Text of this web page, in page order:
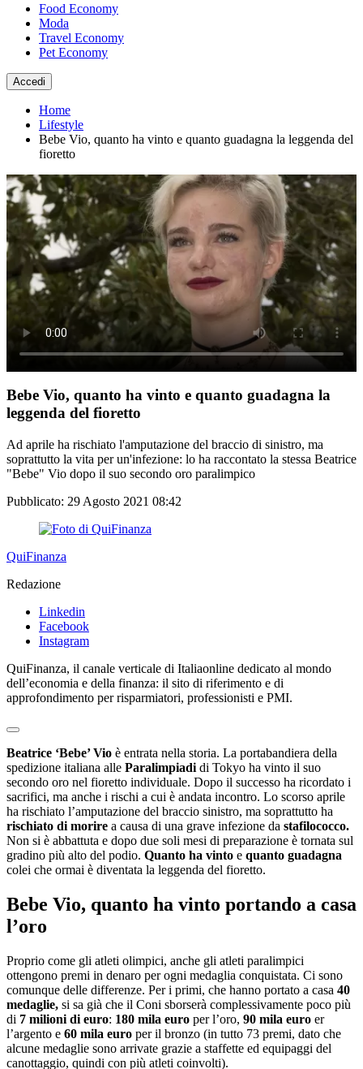
Food Economy
Moda
Travel Economy
Pet Economy
Accedi
Home
Lifestyle
Bebe Vio, quanto ha vinto e quanto guadagna la leggenda del
fioretto
Bebe Vio, quanto ha vinto e quanto guadagna la
leggenda del fioretto
Ad aprile ha rischiato l'amputazione del braccio di sinistro, ma
soprattutto la vita per un'infezione: lo ha raccontato la stessa Beatrice
"Bebe" Vio dopo il suo secondo oro paralimpico
Pubblicato: 29 Agosto 2021 08:42
QuiFinanza
Redazione
Linkedin
Facebook
Instagram
QuiFinanza, il canale verticale di Italiaonline dedicato al mondo
dell’economia e della finanza: il sito di riferimento e di
approfondimento per risparmiatori, professionisti e PMI.
Beatrice ‘Bebe’ Vio è entrata nella storia. La portabandiera della
spedizione italiana alle Paralimpiadi di Tokyo ha vinto il suo
secondo oro nel fioretto individuale. Dopo il successo ha ricordato i
sacrifici, ma anche i rischi a cui è andata incontro. Lo scorso aprile
ha rischiato l’amputazione del braccio sinistro, ma soprattutto ha
rischiato di morire a causa di una grave infezione da stafilococco.
Non si è abbattuta e dopo due soli mesi di preparazione è tornata sul
gradino più alto del podio. Quanto ha vinto e quanto guadagna
colei che ormai è diventata la leggenda del fioretto.
Bebe Vio, quanto ha vinto portando a casa
l’oro
Proprio come gli atleti olimpici, anche gli atleti paralimpici
ottengono premi in denaro per ogni medaglia conquistata. Ci sono
comunque delle differenze. Per i primi, che hanno portato a casa 40
medaglie, si sa già che il Coni sborserà complessivamente poco più
di 7 milioni di euro: 180 mila euro per l’oro, 90 mila euro er
l’argento e 60 mila euro per il bronzo (in tutto 73 premi, dato che
alcune medaglie sono arrivate grazie a staffette ed equipaggi del
canottaggio, quindi con più atleti coinvolti).